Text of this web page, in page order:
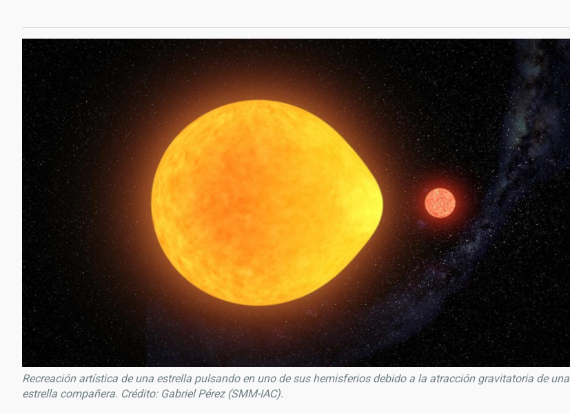
a
la
navegación
Recreación artística de una estrella pulsando en uno de sus hemisferios debido a la atracción gravitatoria de una
estrella compañera. Crédito: Gabriel Pérez (SMM-IAC).